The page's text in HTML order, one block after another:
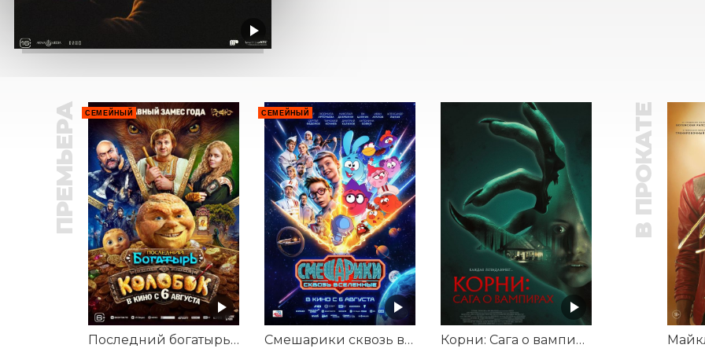
ПРЕМЬЕРА СЕМЕЙНЫЙ
Последний богатырь. Колобок
СЕМЕЙНЫЙ
Смешарики сквозь вселенные Корни: Сага о вампирах
В ПРОКАТЕ